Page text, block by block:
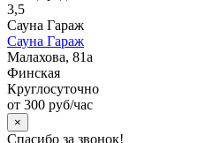
3,5
Сауна Гараж
Сауна Гараж
Малахова, 81а
Финская
Круглосуточно
от 300 руб/час
×
Спасибо за звонок!